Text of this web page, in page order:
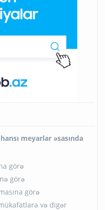
meyarlar əsasında
görə
görə
görə
və digər